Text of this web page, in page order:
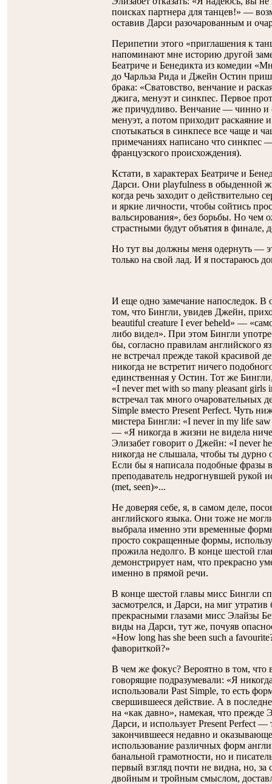
поисках партнера для танцев!» —
оставив Дарси разочарованным и
Перипетии этого «приглашения к
напоминают мне историю другой
Беатриче и Бенедикта из комедии
до Чарльза Рида и Джейн Остин
брака: «Сватовство, венчание и
джига, менуэт и синкпес. Первое
же причудливо. Венчание — чинно и
менуэт, а потом приходит раскаяние
спотыкаться в синкпесе все чаще и
примечаниях написано что синкпес
французского происхождения).
Кстати, в характерах Беатриче и
Дарси. Они playfulness в обыденной
когда речь заходит о
и яркие личности, чтобы сойтись
вальсирования», без борьбы. Но чем
страстными будут объятия в финале,
Но тут вы должны меня одернуть —
только на свой лад. И я постараюсь
И еще одно замечание напоследок. В
том, что Бингли, увидев Джейн,
beautiful creature I ever beheld» —
либо видел». При этом Бингли
бы, согласно правилам английского
не встречал прежде такой красивой
никогда не встретит ничего
единственная у Остин. Тот же
«I never met with so many pleasant
встречал так много очаровательных
Simple вместо Present Perfect. Чуть
мистера Бингли: «I never in my life
— «Я никогда в жизни не видела
Элизабет говорит о Джейн: «I never
никогда не слышала, чтобы ты дурно
Если бы я написала подобные фразы
преподаватель недрогнувшей рукой
(met, seen)»...
Не доверяя себе, я, в самом деле,
английского языка. Они тоже не
выбрала именно эти временные
просто сокращенные формы,
прожила недолго. В конце шестой
демонстрирует нам, что прекрасно
именно в прямой речи.
В конце шестой главы мисс Бингли
засмотрелся, и Дарси, на миг утратив
прекрасными глазами мисс Элайзы
виды на Дарси, тут же, почуяв
«How long has she been such a
фавориткой?»
В чем же фокус? Вероятно в том, что
говорящие подразумевали: «Я
использовали Past Simple, то есть
свершившееся действие. А в
на «как давно», намекая, что прежде
Дарси, и использует Present Perfect
закончившееся недавно и
использование различных форм
банальной грамотности, но и
первый взгляд почти не видна, но,
двойным и тройным смыслом,